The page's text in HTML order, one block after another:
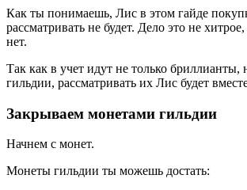
Как ты понимаешь, Лис в этом гайде
рассматривать не будет. Дело это не
нет.
Так как в учет идут не только
гильдии, рассматривать их Лис будет
Закрываем монетами гильдии
Начнем с монет.
Монеты гильдии ты можешь достать: